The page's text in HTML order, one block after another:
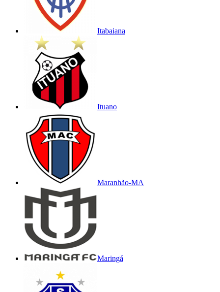
Itabaiana
Ituano
Maranhão-MA
Maringá